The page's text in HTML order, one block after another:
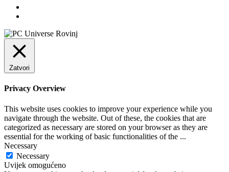
Zatvori
Privacy Overview
This website uses cookies to improve your experience while you
navigate through the website. Out of these, the cookies that are
categorized as necessary are stored on your browser as they are
essential for the working of basic functionalities of the ...
Necessary
Necessary
Uvijek omogućeno